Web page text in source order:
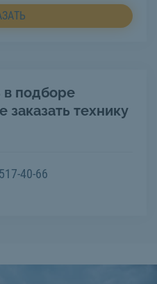
подборе
заказать технику
40-66